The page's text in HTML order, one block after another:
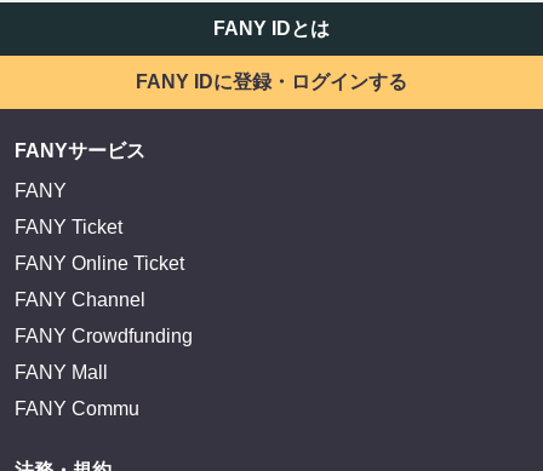
FANY IDとは
FANY IDに登録・ログインする
FANYサービス
FANY
FANY Ticket
FANY Online Ticket
FANY Channel
FANY Crowdfunding
FANY Mall
FANY Commu